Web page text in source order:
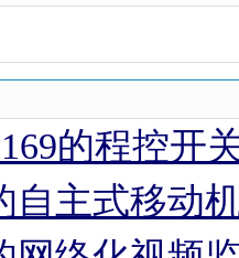
的程控开
自主式移动